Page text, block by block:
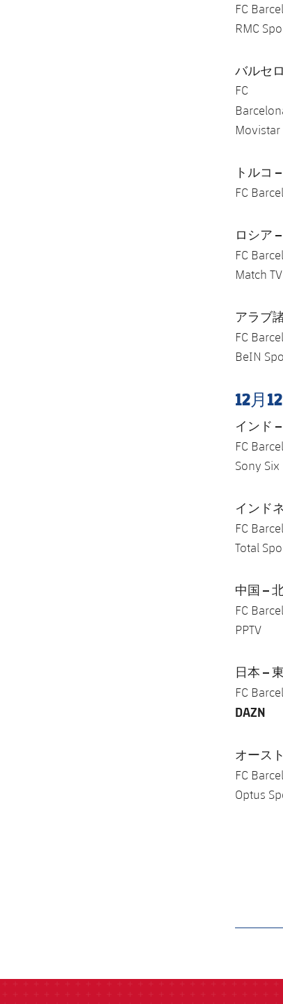
FC
RMC
バルセ
FC
Movistar
トルコ
FC
ロシア
FC
Match TV
アラブ
FC
BeIN
12月
インド
FC
Sony Six
インド
FC
Total
中国 –
FC
PPTV
日本 –
FC
DAZN
オース
FC
Optus